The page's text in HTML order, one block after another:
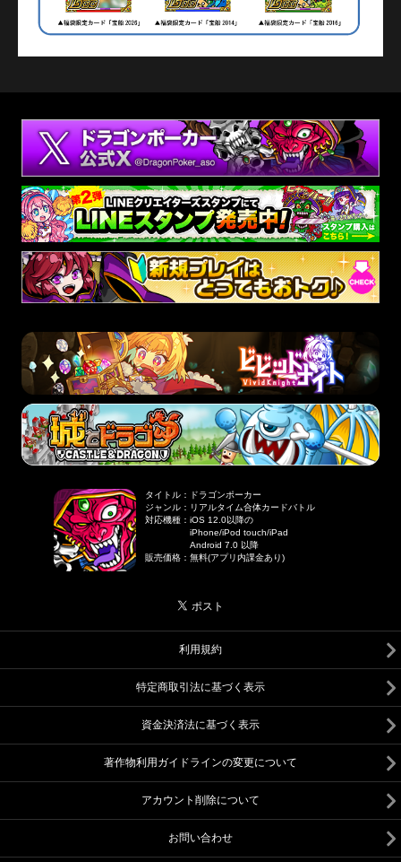
タイトル ：
ドラゴンポーカー
ジャンル ： リアルタイム合体カードバトル
対応機種 ：iOS 12.0以降の
iPhone/iPod touch/iPad
Android 7.0 以降
販売価格 ：無料(アプリ内課金あり)
利用規約
特定商取引法に基づく表示
資金決済法に基づく表示
著作物利用ガイドラインの変更について
アカウント削除について
お問い合わせ